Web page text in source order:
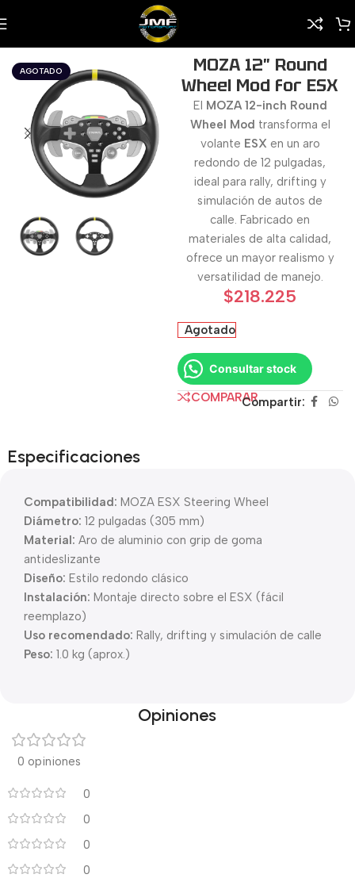
Inicio
AGOTADO
MOZA 12″ Round
Wheel Mod for ESX
El MOZA 12-inch Round
Wheel Mod transforma el
volante ESX en un aro
redondo de 12 pulgadas,
ideal para rally, drifting y
simulación de autos de
calle. Fabricado en
materiales de alta calidad,
ofrece un mayor realismo y
versatilidad de manejo.
$218.225
Agotado
Consultar stock
COMPARARCompartir:
Especificaciones
Compatibilidad: MOZA ESX Steering Wheel
Diámetro: 12 pulgadas (305 mm)
Material: Aro de aluminio con grip de goma
antideslizante
Diseño: Estilo redondo clásico
Instalación: Montaje directo sobre el ESX (fácil
reemplazo)
Uso recomendado: Rally, drifting y simulación de calle
Peso: 1.0 kg (aprox.)
Opiniones
0 opiniones
0
0
0
0